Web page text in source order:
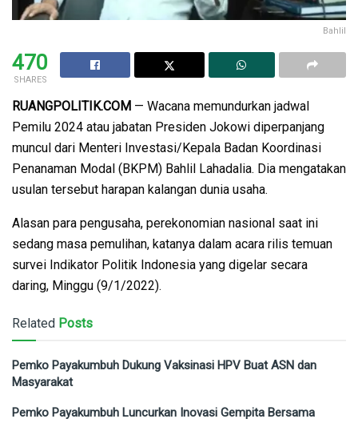
Bahlil
470
SHARES
RUANGPOLITIK.COM — Wacana memundurkan jadwal
Pemilu 2024 atau jabatan Presiden Jokowi diperpanjang
muncul dari Menteri Investasi/Kepala Badan Koordinasi
Penanaman Modal (BKPM) Bahlil Lahadalia. Dia mengatakan
usulan tersebut harapan kalangan dunia usaha.
Alasan para pengusaha, perekonomian nasional saat ini
sedang masa pemulihan, katanya dalam acara rilis temuan
survei Indikator Politik Indonesia yang digelar secara
daring, Minggu (9/1/2022).
Related Posts
Pemko Payakumbuh Dukung Vaksinasi HPV Buat ASN dan
Masyarakat
Pemko Payakumbuh Luncurkan Inovasi Gempita Bersama